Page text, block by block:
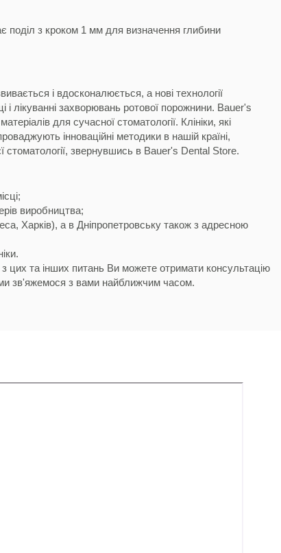
поділ з кроком 1 мм для визначення глибини
і вдосконалюється, а нові технології
і лікуванні захворювань ротової порожнини. Bauer's
для сучасної стоматології. Клініки, які
інноваційні методики в нашій країні,
звернувшись в Bauer's Dental Store.
виробництва;
Харків), а в Дніпропетровську також з адресною
цих та інших питань Ви можете отримати консультацію
зв'яжемося з вами найближчим часом.